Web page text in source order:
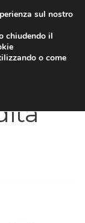
sul nostro
chiudendo il
o come